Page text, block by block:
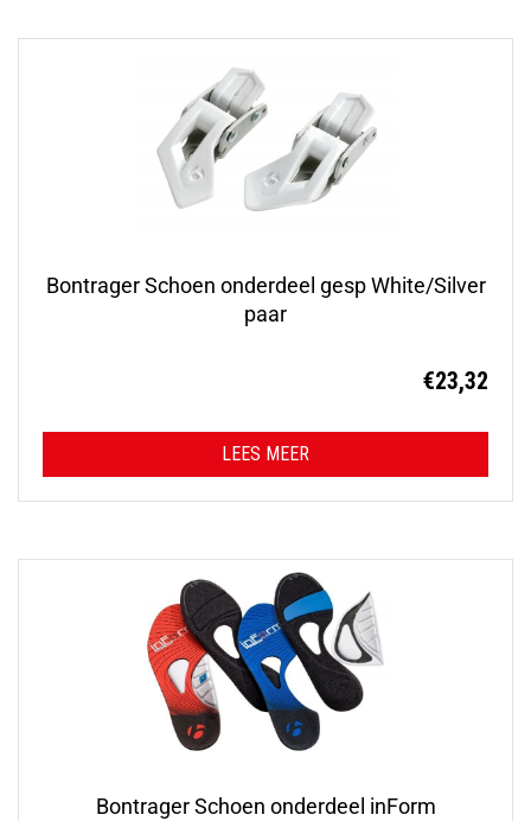
Bontrager Schoen onderdeel gesp White/Silver
paar
€23,32
LEES MEER
Bontrager Schoen onderdeel inForm